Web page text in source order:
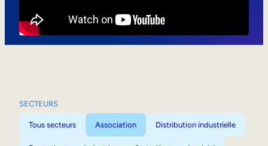
SECTEURS
Tous secteurs Association Distribution industrielle